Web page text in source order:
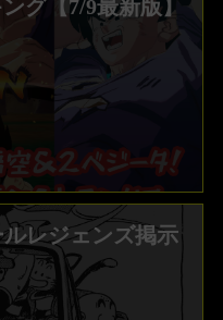
グ【7/9最新版】